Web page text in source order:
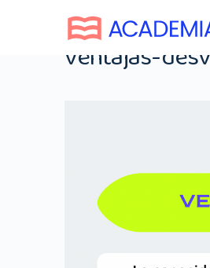
ventajas-